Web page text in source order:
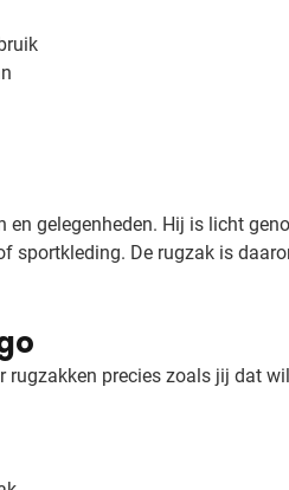
gelegenheden. Hij is licht
De rugzak is
rugzakken precies zoals jij dat